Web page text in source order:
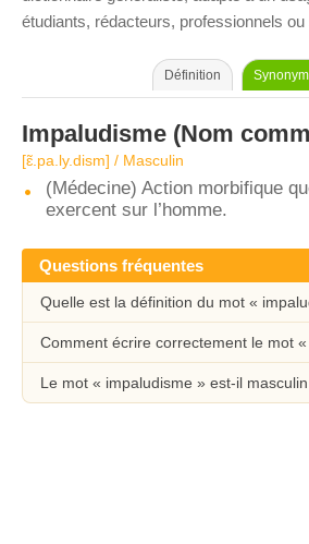
étudiants, rédacteurs, professionnels
Définition
Impaludisme (Nom
[ɛ̃.pa.ly.dism] / Masculin
(Médecine) Action morbifique
exercent sur l’homme.
Questions fréquentes
Quelle est la définition du mot «
Comment écrire correctement le mot
Le mot « impaludisme » est-il